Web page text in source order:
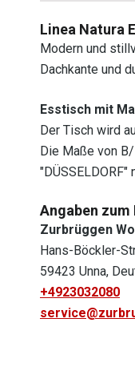
Linea Natura
Modern und
Dachkante und
Esstisch mit
Der Tisch wird
Die Maße von
"DÜSSELDORF"
Angaben
Zurbrüggen
Hans-Böckler-
59423 Unna,
+4923032080